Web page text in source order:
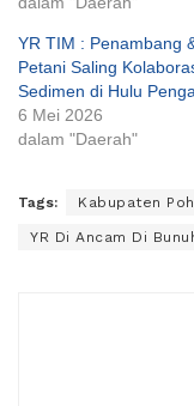
YR TIM : Penambang
Petani Saling
Sedimen di Hulu
6 Mei 2026
dalam "Daerah"
Tags: Kabupaten
YR Di Ancam Di